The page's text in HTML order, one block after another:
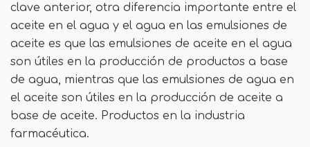
clave anterior, otra diferencia importante entre el
aceite en el agua y el agua en las emulsiones de
aceite es que las emulsiones de aceite en el agua
son útiles en la producción de productos a base
de agua, mientras que las emulsiones de agua en
el aceite son útiles en la producción de aceite a
base de aceite. Productos en la industria
farmacéutica.